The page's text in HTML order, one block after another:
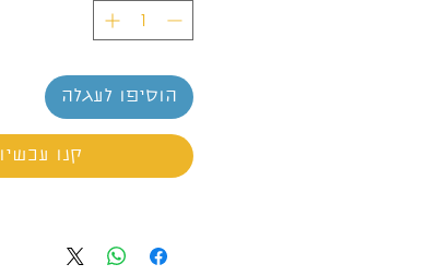
הוסיפו לעגלה
קנו עכשיו